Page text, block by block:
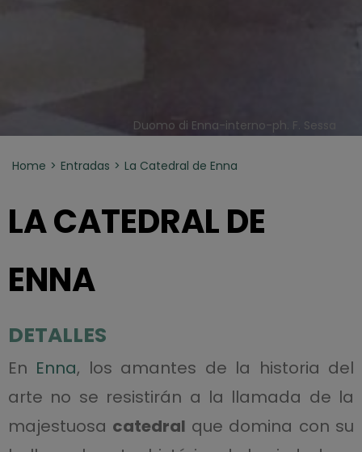
Duomo di Enna-interno-ph. F. Sessa
Home Entradas La Catedral de Enna
LA CATEDRAL DE
ENNA
DETALLES
En Enna, los amantes de la historia del
arte no se resistirán a la llamada de la
majestuosa catedral que domina con su